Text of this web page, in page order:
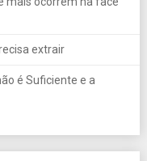
extrair
é Suficiente e a